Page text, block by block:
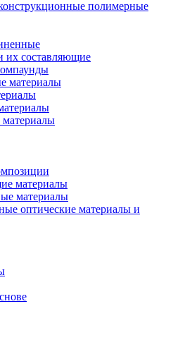
полимерные
их составляющие
материалы
материалы
материалы
материалы
оптические материалы и